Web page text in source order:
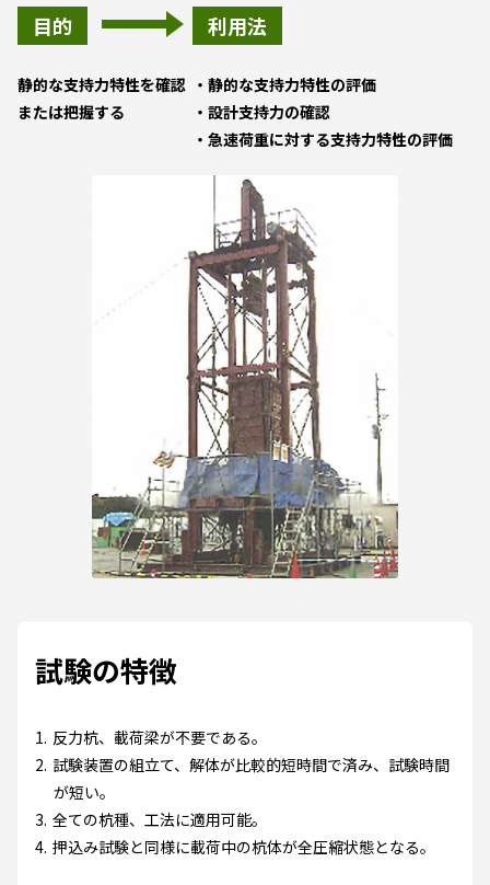
目的
静的な支持力特性を確認
または把握する
利用法
静的な支持力特性の評価
設計支持力の確認
急速荷重に対する支持力特性の評価
試験の特徴
反力杭、載荷梁が不要である。
試験装置の組立て、解体が比較的短時間で済み、試験時間
が短い。
全ての杭種、工法に適用可能。
押込み試験と同様に載荷中の杭体が全圧縮状態となる。